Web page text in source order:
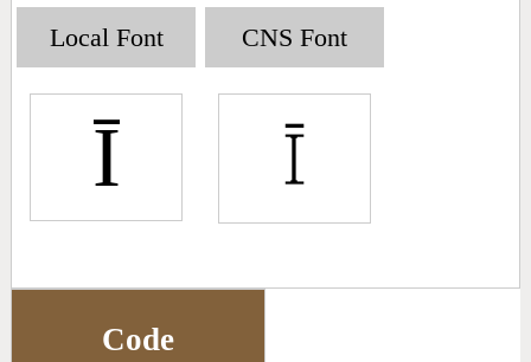
Big5 Query Pinyin Query
Symbol Index
Pinyin Word Index
Local Font
Ī
CNS Font
Code